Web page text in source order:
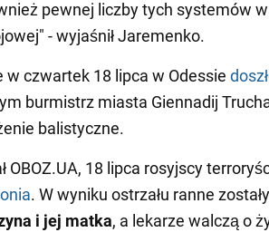
pewnej liczby tych systemów w
- wyjaśnił Jaremenko.
w czwartek 18 lipca w Odessie
burmistrz miasta Giennadij
balistyczne.
OBOZ.UA, 18 lipca rosyjscy
. W wyniku ostrzału ranne
i jej matka, a lekarze walczą o